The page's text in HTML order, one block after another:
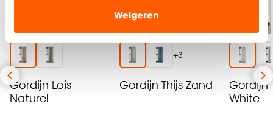
advertenties en communicatie.
Klik op ‘Ja, alles toestaan’ om gebruik te maken
van alle cookies, of klik op ‘weigeren’ om alleen de
noodzakelijke cookies te accepteren. Je kunt er ook
voor kiezen om bepaalde cookies wel of niet te
Weigeren
Gordijn Lois
Naturel
+3
Gordijn Thijs Zand
Gordijn
White